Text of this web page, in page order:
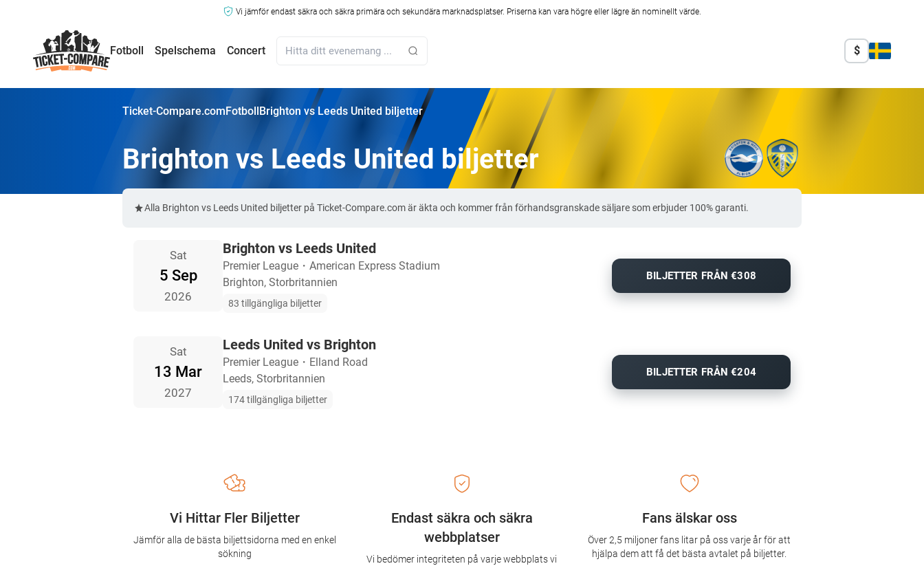
Vi jämför endast säkra och säkra primära och sekundära marknadsplatser. Priserna kan vara högre eller lägre än nominellt värde.
Fotboll Spelschema Concert $
Ticket-Compare.comFotbollBrighton vs Leeds United biljetter
Brighton vs Leeds United biljetter
Alla Brighton vs Leeds United biljetter på Ticket-Compare.com är äkta och kommer från förhandsgranskade säljare som erbjuder 100% garanti.
Sat
5 Sep
2026
Brighton vs Leeds United
Premier League ・ American Express Stadium
Brighton, Storbritannien
83 tillgängliga biljetter
BILJETTER FRÅN €308
Sat
13 Mar
2027
Leeds United vs Brighton
Premier League ・ Elland Road
Leeds, Storbritannien
174 tillgängliga biljetter
BILJETTER FRÅN €204
Endast säkra och säkra
webbplatser
Vi bedömer integriteten på varje webbplats vi
Vi Hittar Fler Biljetter
Jämför alla de bästa biljettsidorna med en enkel
sökning
Fans älskar oss
Över 2,5 miljoner fans litar på oss varje år för att
hjälpa dem att få det bästa avtalet på biljetter.